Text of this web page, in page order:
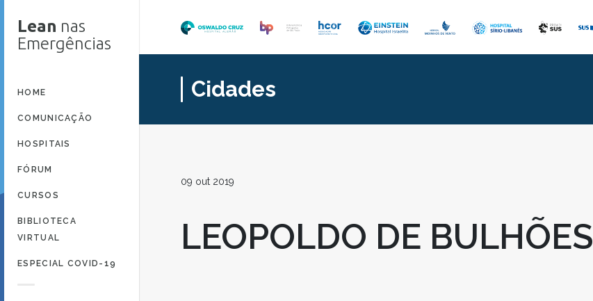
Lean nas
Emergências
HOME
COMUNICAÇÃO
HOSPITAIS
FÓRUM
CURSOS
BIBLIOTECA
VIRTUAL
ESPECIAL COVID-19
Cidades
09 out 2019
LEOPOLDO DE BULHÕES